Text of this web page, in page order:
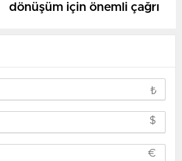
dönüşüm için önemli çağrı
₺
$
€